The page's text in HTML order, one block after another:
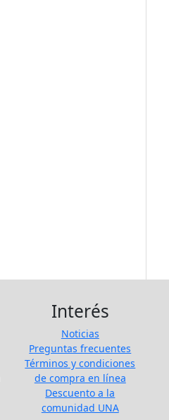
Interés
Noticias
Preguntas frecuentes
Términos y condiciones
de compra en línea
Descuento a la
comunidad UNA